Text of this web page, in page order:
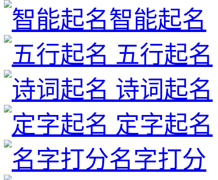
智能起名
五行起名
诗词起名
定字起名
名字打分